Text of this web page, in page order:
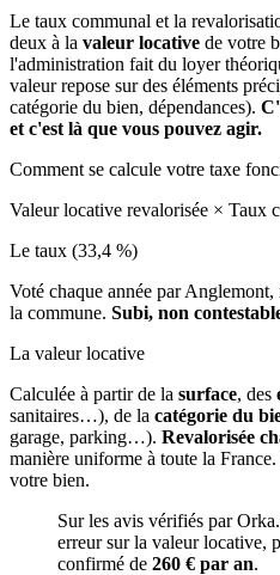
Le taux communal et la
deux à la valeur locative de votre
l'administration fait du loyer
valeur repose sur des éléments
catégorie du bien, dépendances).
et c'est là que vous pouvez agir.
Comment se calcule votre taxe
Valeur locative revalorisée × Taux
Le taux (33,4 %)
Voté chaque année par
la commune. Subi, non
La valeur locative
Calculée à partir de la surface, des
sanitaires…), de la catégorie du
garage, parking…). Revalorisée
manière uniforme à toute la France.
votre bien.
Sur les avis vérifiés par
erreur sur la valeur locative,
confirmé de 260 € par an.